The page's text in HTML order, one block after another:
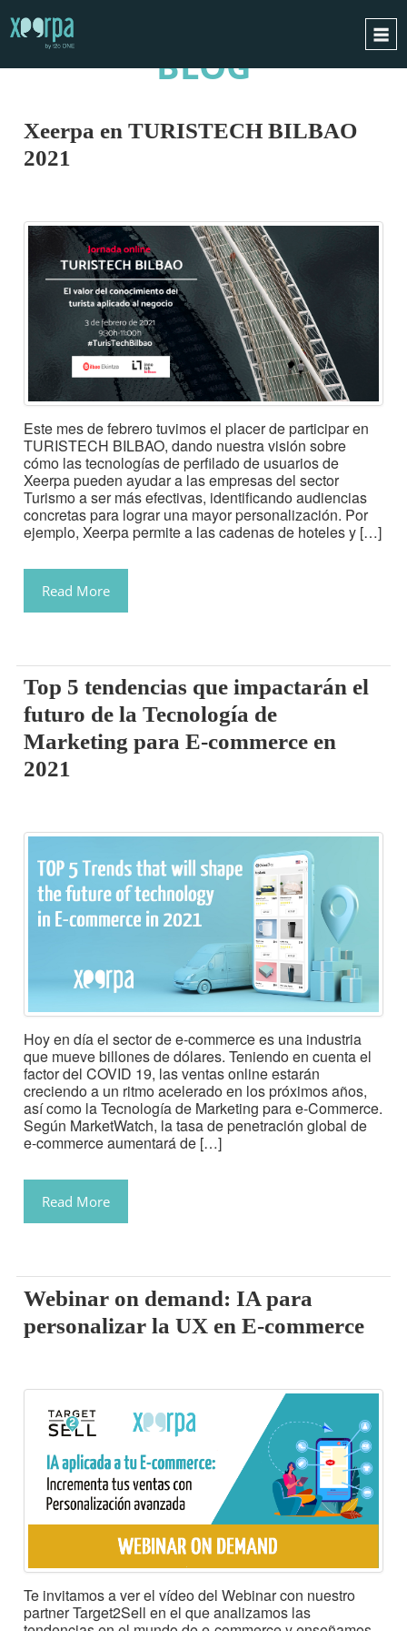
INTEGRACIONES
BLOG
CONTACTO
PIDE UNA DEMO
ENGLISH
BLOG
Xeerpa en TURISTECH BILBAO
2021
Este mes de febrero tuvimos el placer de participar en
TURISTECH BILBAO, dando nuestra visión sobre
cómo las tecnologías de perfilado de usuarios de
Xeerpa pueden ayudar a las empresas del sector
Turismo a ser más efectivas, identificando audiencias
concretas para lograr una mayor personalización. Por
ejemplo, Xeerpa permite a las cadenas de hoteles y […]
Read More
Top 5 tendencias que impactarán el
futuro de la Tecnología de
Marketing para E-commerce en
2021
Hoy en día el sector de e-commerce es una industria
que mueve billones de dólares. Teniendo en cuenta el
factor del COVID 19, las ventas online estarán
creciendo a un ritmo acelerado en los próximos años,
así como la Tecnología de Marketing para e-Commerce.
Según MarketWatch, la tasa de penetración global de
e-commerce aumentará de […]
Read More
Webinar on demand: IA para
personalizar la UX en E-commerce
Te invitamos a ver el vídeo del Webinar con nuestro
partner Target2Sell en el que analizamos las